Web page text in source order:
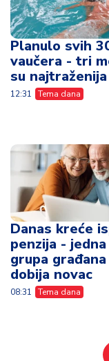
Planulo svih
vaučera - tri
su najtraženija
12:31 Tema dana
Danas kreće
penzija - jedna
grupa
dobija novac
08:31 Tema dana